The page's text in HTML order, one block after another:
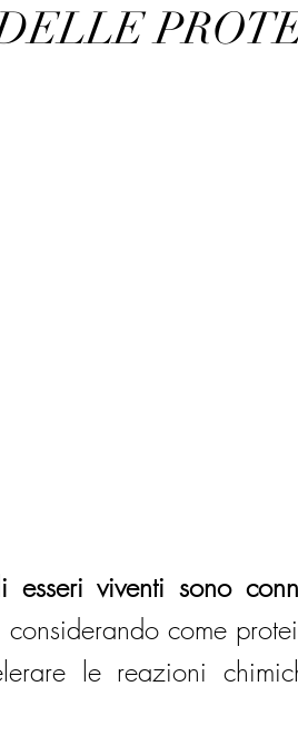
esseri viventi sono
considerando come
le reazioni